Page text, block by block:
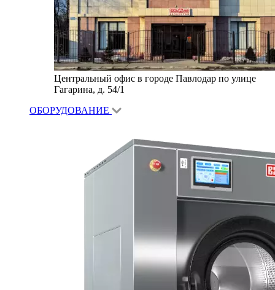
Центральный офис в городе Павлодар по улице
Гагарина, д. 54/1
ОБОРУДОВАНИЕ